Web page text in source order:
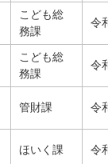
こども総
務課
令
こども総
務課
令
管財課 令
ほいく課 令